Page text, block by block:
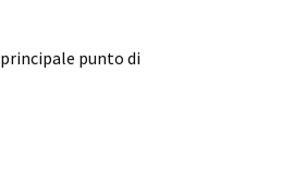
punto di